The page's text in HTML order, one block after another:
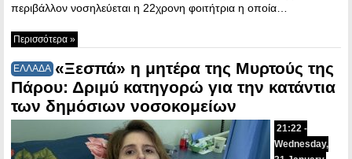
περιβάλλον νοσηλεύεται η 22χρονη φοιτήτρια η οποία…
Περισσότερα »
ΕΛΛΑΔΑ «Ξεσπά» η μητέρα της Μυρτούς της
Πάρου: Δριμύ κατηγορώ για την κατάντια
των δημόσιων νοσοκομείων
21:22 -
Wednesday,